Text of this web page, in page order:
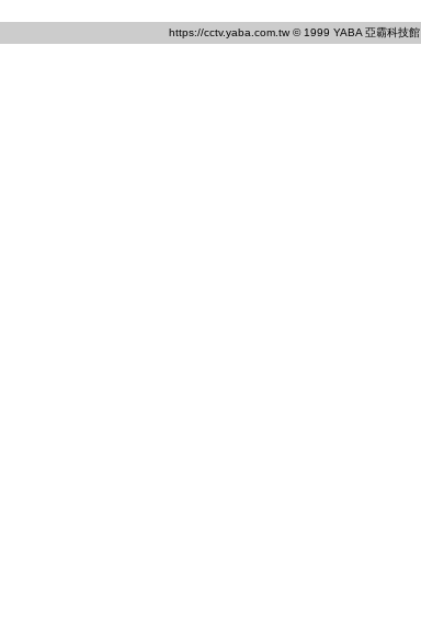
https://cctv.yaba.com.tw © 1999 YABA 亞霸科技館